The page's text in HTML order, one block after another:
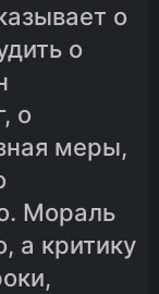
о
о
о
меры,
Мораль
а критику